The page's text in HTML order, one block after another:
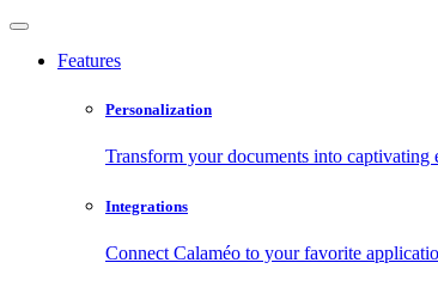
Features
Personalization
Transform your documents into captivating
Integrations
Connect Calaméo to your favorite